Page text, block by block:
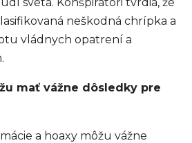
neškodná chrípka a
vládnych opatrení a
mať vážne dôsledky pre
a hoaxy môžu vážne